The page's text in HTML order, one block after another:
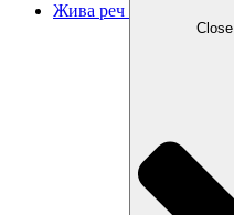
Жива реч